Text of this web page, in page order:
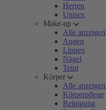
Herren
Unisex
Make-up
Alle anzeigen
Augen
Lippen
Nägel
Teint
Körper
Alle anzeigen
Körperpflege
Reinigung